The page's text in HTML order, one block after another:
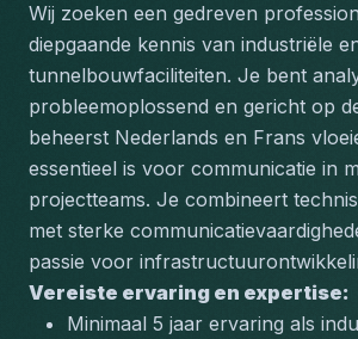
Wij zoeken een gedreven
diepgaande kennis van industriële
tunnelbouwfaciliteiten. Je bent
probleemoplossend en gericht op
beheerst Nederlands en Frans
essentieel is voor communicatie in
projectteams. Je combineert
met sterke
passie voor
Vereiste ervaring en expertise:
Minimaal 5 jaar ervaring als